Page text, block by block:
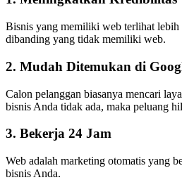
Bisnis yang memiliki web terlihat lebih
dibanding yang tidak memiliki web.
2. Mudah Ditemukan di
Calon pelanggan biasanya mencari
bisnis Anda tidak ada, maka peluang
3. Bekerja 24 Jam
Web adalah marketing otomatis yang
bisnis Anda.